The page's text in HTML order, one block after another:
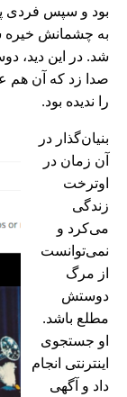
بود و سپس فردی
به چشمانش خیره
شد. در این دید،
را ندیده بود.
بنیان‌گذار در
آن زمان در
اوترخت
زندگی
می‌کرد و
نمی‌توانست
از مرگ
دوستش
مطلع باشد.
او جستجوی
اینترنتی انجام
داد و آگهی